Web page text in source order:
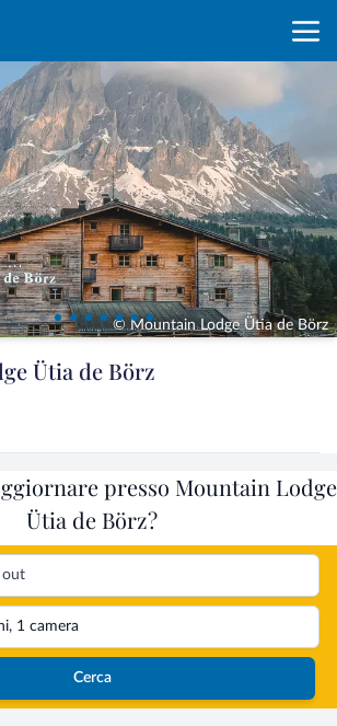
© Mountain Lodge Ütia de Börz
Ütia de Börz
presso Mountain Lodge
Ütia de Börz?
2 adulti, 0 bambini, 1 camera
Cerca